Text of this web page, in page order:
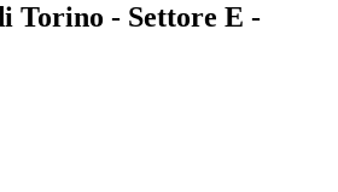
Torino - Settore E -